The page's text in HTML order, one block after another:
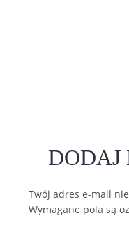
DODAJ
Twój adres e-mail
Wymagane pola są